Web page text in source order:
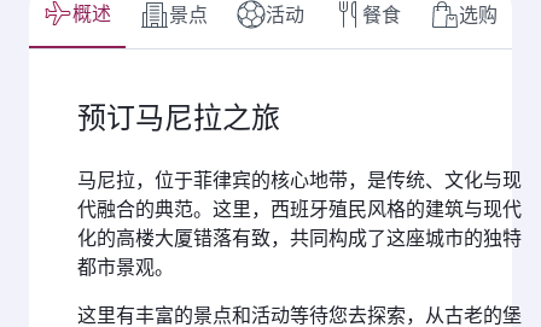
概述 景点 活动 餐食 选购
预订马尼拉之旅
马尼拉，位于菲律宾的核心地带，是传统、文化与现
代融合的典范。这里，西班牙殖民风格的建筑与现代
化的高楼大厦错落有致，共同构成了这座城市的独特
都市景观。
这里有丰富的景点和活动等待您去探索，从古老的堡